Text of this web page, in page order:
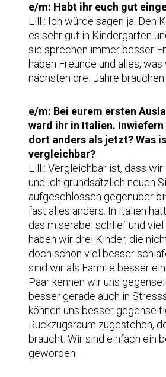
e/m: Habt ihr euch gut
Lilli: Ich würde sagen ja. Den
es sehr gut in Kindergarten
sie sprechen immer besser
haben Freunde und alles,
nächsten drei Jahre brauchen.
e/m: Bei eurem ersten
ward ihr in Italien.
dort anders als jetzt? Was
vergleichbar?
Lilli: Vergleichbar ist, dass wir
und ich grundsätzlich neuen
aufgeschlossen gegenüber
fast alles anders. In Italien
das miserabel schlief und
haben wir drei Kinder, die
doch schon viel besser
sind wir als Familie besser
Paar kennen wir uns
besser gerade auch in
können uns besser
Rückzugsraum zugestehen,
braucht. Wir sind einfach ein
geworden.